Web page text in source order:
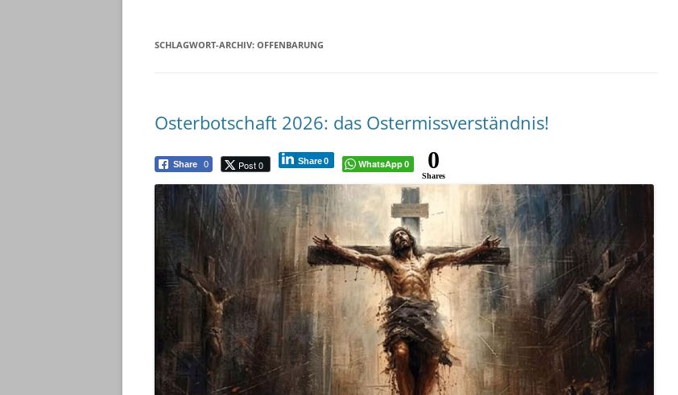
SCHLAGWORT-ARCHIV: OFFENBARUNG
Osterbotschaft 2026: das Ostermissverständnis!
Share 0 Post 0 Share0 WhatsApp0 0
Shares